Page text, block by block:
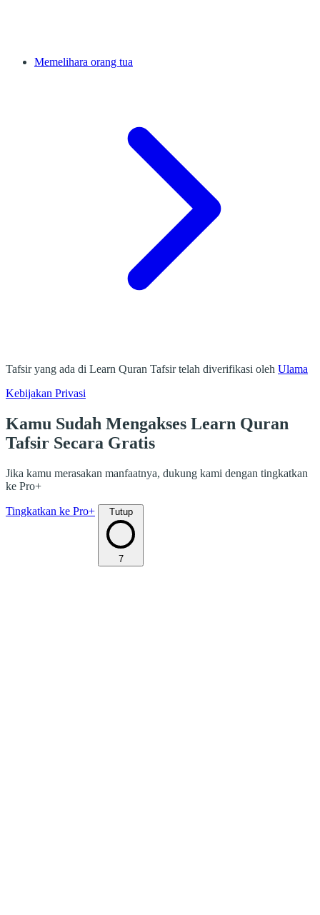
Memelihara orang tua
Tafsir yang ada di Learn Quran Tafsir telah diverifikasi oleh Ulama
Kebijakan Privasi
Kamu Sudah Mengakses Learn Quran
Tafsir Secara Gratis
Jika kamu merasakan manfaatnya, dukung kami dengan tingkatkan
ke Pro+
Tingkatkan ke Pro+ Tutup
7